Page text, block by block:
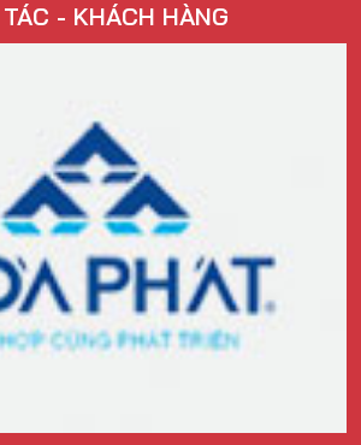
- KHÁCH HÀNG